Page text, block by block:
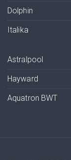
Dolphin
Italika
Astralpool
Hayward
Aquatron BWT